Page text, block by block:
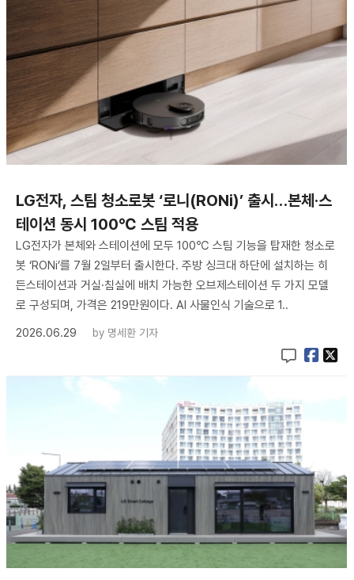
LG전자, 스팀 청소로봇 ‘로니(RONi)’ 출시…본체·스
테이션 동시 100℃ 스팀 적용
LG전자가 본체와 스테이션에 모두 100℃ 스팀 기능을 탑재한 청소로
봇 ‘RONi’를 7월 2일부터 출시한다. 주방 싱크대 하단에 설치하는 히
든스테이션과 거실·침실에 배치 가능한 오브제스테이션 두 가지 모델
로 구성되며, 가격은 219만원이다. AI 사물인식 기술으로 1..
2026.06.29
by 명세환 기자